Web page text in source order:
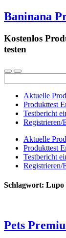
Baninana
Kostenlos
testen
nach:
Aktuelle
Produkttest
Testbericht
Registrieren/
Aktuelle
Produkttest
Testbericht
Registrieren/
Schlagwort: Lupo
Pets